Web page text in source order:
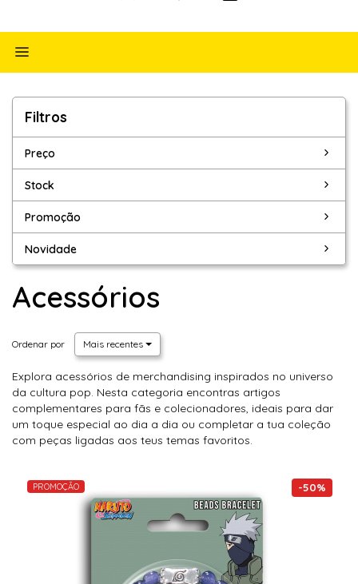
Alternar
Filtros
Filtros
Preço
Stock
Promoção
Novidade
Acessórios
Ordenar por Mais recentes
Explora acessórios de merchandising inspirados no universo
da cultura pop. Nesta categoria encontras artigos
complementares para fãs e colecionadores, ideais para dar
um toque especial ao dia a dia ou completar a tua coleção
com peças ligadas aos teus temas favoritos.
-50%
PROMOÇÃO